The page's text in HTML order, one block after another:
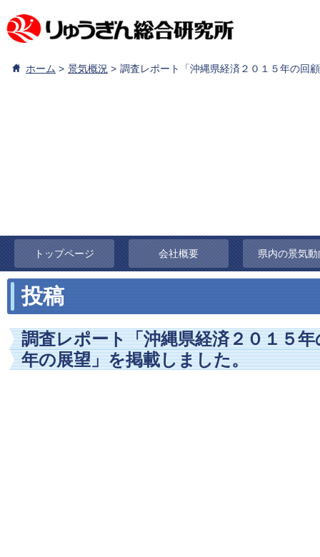
ホーム 景気概況 調査レポート「沖縄県経済２０１５年の回
トップページ 会社概要 県内の景気動
投稿
調査レポート「沖縄県経済２０１５
年の展望」を掲載しました。